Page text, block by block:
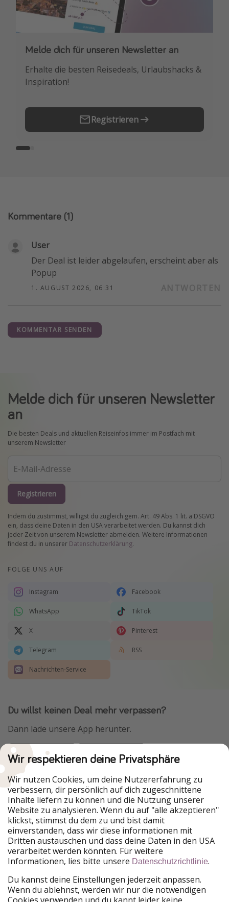
Melde dich für unseren Newsletter an
Erhalte die besten Reisedeals, Urlaubshacks &
Inspiration!
Registrieren
Downloade unsere App
Buche die besten Reiseschnäppchen als
Erstes.
Kommentare (1)
User
Der Deal ist leider abgelaufen, erscheint aber als
Popup
1. AUGUST 2026, 06:31
KOMMENTAR SENDEN
Melde dich für unseren Newsletter
an
Die besten Deals und aktuellen Reiseinfos immer im Postfach mit
unserem Newsletter
Registrieren
Indem du zustimmst, willigst du zugleich gem. Art. 49 Abs. 1 lit. a DSGVO
ein, dass deine Daten in den USA verarbeitet werden. Du kannst dich
jeder Zeit von unserem Newsletter abmelden. Weitere Informationen
findest du in unserer Datenschutzerklärung.
FOLGE UNS AUF
Instagram Facebook
WhatsApp TikTok
X Pinterest
Telegram RSS
Nachrichten-Service
Du willst keinen Deal mehr verpassen?
Dann lade unsere App herunter.
Urlaubspiraten ist Teil der HolidayPirates Group
Unsere Märkte
PiratinViaggio
HolidayPirates
VakantiePiraten
WakacyjniPiraci
VoyagesPirates
Ferienpiraten
Urlaubspiraten
ViajerosPiratas
TravelPirates
HolidayPirates Group
Wir respektieren deine Privatsphäre
Wir nutzen Cookies, um deine Nutzererfahrung zu
verbessern, dir persönlich auf dich zugeschnittene
Inhalte liefern zu können und die Nutzung unserer
Website zu analysieren. Wenn du auf "alle akzeptieren"
klickst, stimmst du dem zu und bist damit
einverstanden, dass wir diese informationen mit
Dritten austauschen und dass deine Daten in den USA
verarbeitet werden könnten. Für weitere
Informationen, lies bitte unsere Datenschutzrichtlinie.
Du kannst deine Einstellungen jederzeit anpassen.
Wenn du ablehnst, werden wir nur die notwendigen